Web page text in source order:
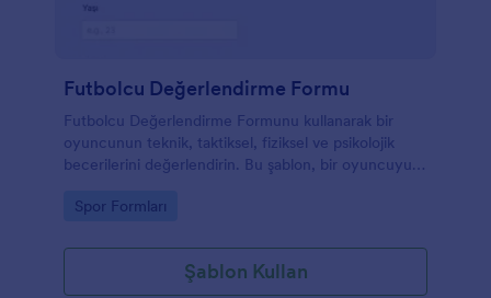
Futbolcu Değerlendirme Formu
Futbolcu Değerlendirme Formunu kullanarak bir
oyuncunun teknik, taktiksel, fiziksel ve psikolojik
becerilerini değerlendirin. Bu şablon, bir oyuncuyu
içerir.
Go to Category:
Spor Formları
Şablon Kullan